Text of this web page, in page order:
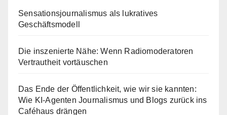
Sensationsjournalismus als lukratives
Geschäftsmodell
Die inszenierte Nähe: Wenn Radiomoderatoren
Vertrautheit vortäuschen
Das Ende der Öffentlichkeit, wie wir sie kannten:
Wie KI-Agenten Journalismus und Blogs zurück ins
Caféhaus drängen